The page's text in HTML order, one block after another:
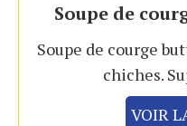
Soupe de
Soupe de courge
chiches.
VOIR